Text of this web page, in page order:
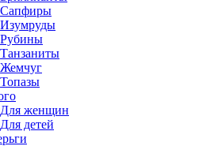
Сапфиры
Изумруды
Рубины
Танзаниты
Жемчуг
Топазы
Для женщин
Для детей